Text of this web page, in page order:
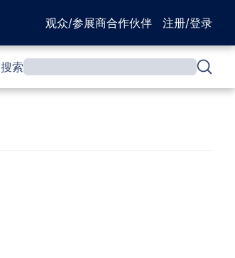
观众/参展商合作伙伴 注册/登录
搜索